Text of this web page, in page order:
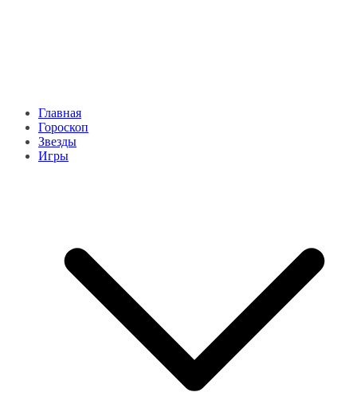
Главная
Гороскоп
Звезды
Игры